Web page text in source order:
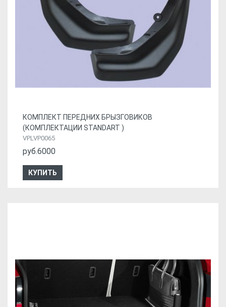
КОМПЛЕКТ ПЕРЕДНИХ БРЫЗГОВИКОВ
(КОМПЛЕКТАЦИИ STANDART )
VPLVP0065
руб.6000
КУПИТЬ